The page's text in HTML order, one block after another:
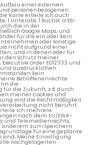
einer externen
personenbezogenen
Karte erteile ich auch
Unterabs. 1 Buchst. a DS-
die in der
Google Maps, und
für die ein oder kein
oder sonstige
nicht aufgrund einer
und in denen oder für
den Schutz meiner
Order EO12333 und
und ausdrücklichen
kein
Betroffenenrechte
die
die Zukunft, z.B. durch
meiner Cookies und
wird die Rechtmäßigkeit
nicht berührt.
ich mehrere
nach dem EU/EWR-
und Telemedienrechts,
zum Speichern
für eine geplante
sind. Meine Einwilligung
nachgelagerten